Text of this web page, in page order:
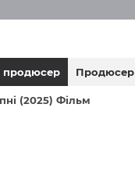
продюсер Продюсер
(2025) Фільм